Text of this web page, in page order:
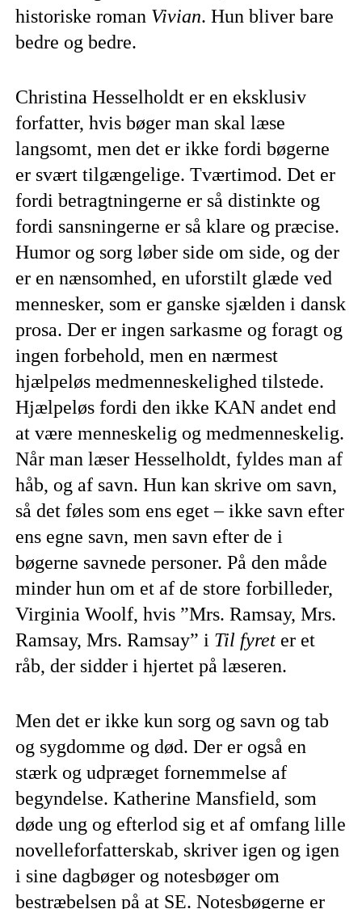
historiske roman Vivian. Hun bliver bare
bedre og bedre.
Christina Hesselholdt er en eksklusiv
forfatter, hvis bøger man skal læse
langsomt, men det er ikke fordi bøgerne
er svært tilgængelige. Tværtimod. Det er
fordi betragtningerne er så distinkte og
fordi sansningerne er så klare og præcise.
Humor og sorg løber side om side, og der
er en nænsomhed, en uforstilt glæde ved
mennesker, som er ganske sjælden i dansk
prosa. Der er ingen sarkasme og foragt og
ingen forbehold, men en nærmest
hjælpeløs medmenneskelighed tilstede.
Hjælpeløs fordi den ikke KAN andet end
at være menneskelig og medmenneskelig.
Når man læser Hesselholdt, fyldes man af
håb, og af savn. Hun kan skrive om savn,
så det føles som ens eget – ikke savn efter
ens egne savn, men savn efter de i
bøgerne savnede personer. På den måde
minder hun om et af de store forbilleder,
Virginia Woolf, hvis ”Mrs. Ramsay, Mrs.
Ramsay, Mrs. Ramsay” i Til fyret er et
råb, der sidder i hjertet på læseren.
Men det er ikke kun sorg og savn og tab
og sygdomme og død. Der er også en
stærk og udpræget fornemmelse af
begyndelse. Katherine Mansfield, som
døde ung og efterlod sig et af omfang lille
novelleforfatterskab, skriver igen og igen
i sine dagbøger og notesbøger om
bestræbelsen på at SE. Notesbøgerne er